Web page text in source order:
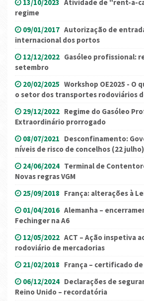
13/10/2023 Atividade de "rent-a-
regime
09/01/2017 Autorização de
internacional dos portos
12/12/2022 Gasóleo profissional:
setembro
20/02/2025 Workshop OE2025 - O
o setor dos transportes rodoviários
29/12/2022 Regime do Gasóleo
Extraordinário prorrogado
08/07/2021 Desconfinamento:
níveis de risco de concelhos (22 julho)
24/06/2024 Terminal de
Novas regras VGM
25/09/2018 França: alterações à
01/04/2016 Alemanha –
Fechinger na A6
12/05/2022 ACT – Ação inspetiva
rodoviário de mercadorias
21/02/2018 França – certificado
06/12/2024 Declarações de
Reino Unido – recordatória